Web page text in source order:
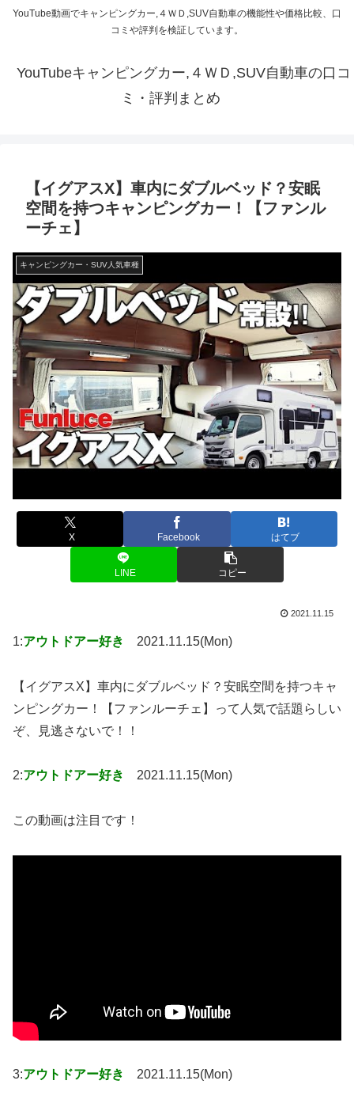
YouTube動画でキャンピングカー,４ＷＤ,SUV自動車の機能性や価格比較、口
コミや評判を検証しています。
YouTubeキャンピングカー,４ＷＤ,SUV自動車の口コ
ミ・評判まとめ
【イグアスX】車内にダブルベッド？安眠
空間を持つキャンピングカー！【ファンル
ーチェ】
キャンピングカー・SUV人気車種
X Facebook はてブ
LINE コピー
2021.11.15
1:アウトドアー好き 2021.11.15(Mon)
【イグアスX】車内にダブルベッド？安眠空間を持つキャ
ンピングカー！【ファンルーチェ】って人気で話題らしい
ぞ、見逃さないで！！
2:アウトドアー好き 2021.11.15(Mon)
この動画は注目です！
3:アウトドアー好き 2021.11.15(Mon)